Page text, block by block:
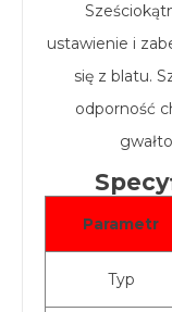
ustawienie i
się z blatu.
odporność
Parametr
Typ